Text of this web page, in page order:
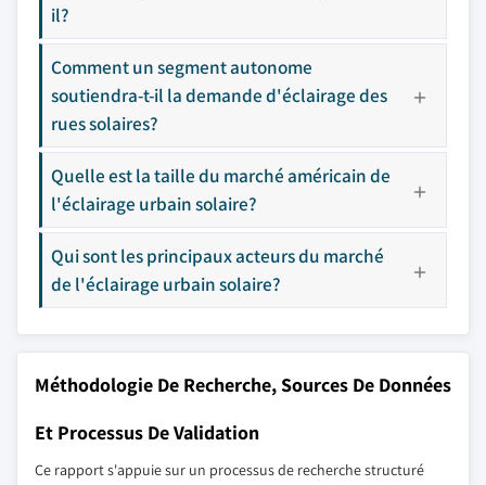
il?
Comment un segment autonome
soutiendra-t-il la demande d'éclairage des
rues solaires?
Quelle est la taille du marché américain de
l'éclairage urbain solaire?
Qui sont les principaux acteurs du marché
de l'éclairage urbain solaire?
Méthodologie De Recherche, Sources De Données
Et Processus De Validation
Ce rapport s'appuie sur un processus de recherche structuré